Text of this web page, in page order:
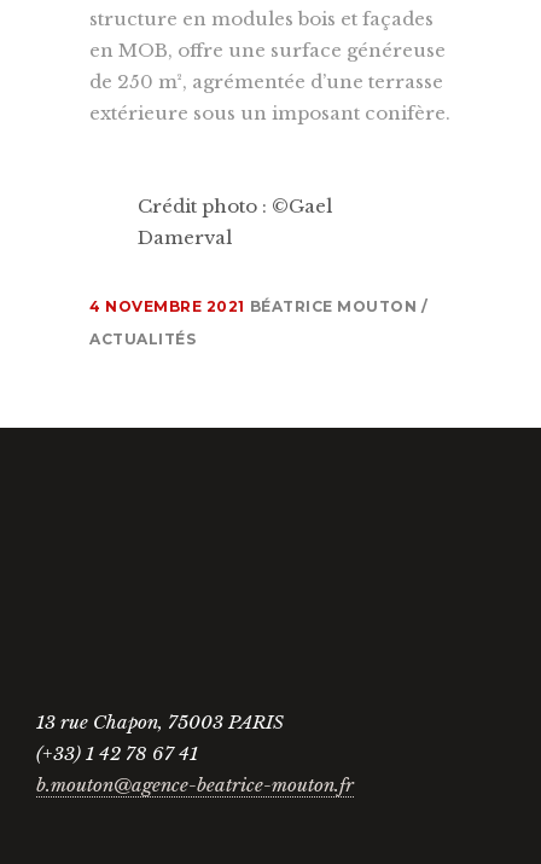
structure en modules bois et façades
en MOB, offre une surface généreuse
de 250 m², agrémentée d’une terrasse
extérieure sous un imposant conifère.
Crédit photo : ©Gael
Damerval
4 NOVEMBRE 2021 BÉATRICE MOUTON
ACTUALITÉS
13 rue Chapon, 75003 PARIS
(+33) 1 42 78 67 41
b.mouton@agence-beatrice-mouton.fr